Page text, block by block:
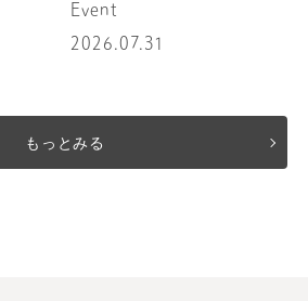
Event
2026.07.31
もっとみる